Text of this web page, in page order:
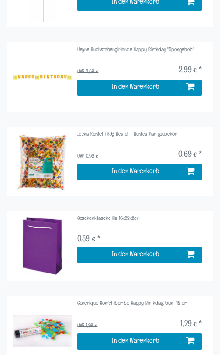
In den Warenkorb
Heyne Buchstabengirlande Happy Birthday "Spongebob"
UVP 3,89 € 2,99 € *
In den Warenkorb
Idena Konfetti 50g Beutel - Buntes Partyzubehör
UVP 0,99 € 0,69 € *
In den Warenkorb
Geschenktasche lila 16x22x8cm
0,59 € *
In den Warenkorb
Generique Konfettibombe Happy Birthday, bunt 15 cm
UVP 1,99 € 1,29 € *
In den Warenkorb